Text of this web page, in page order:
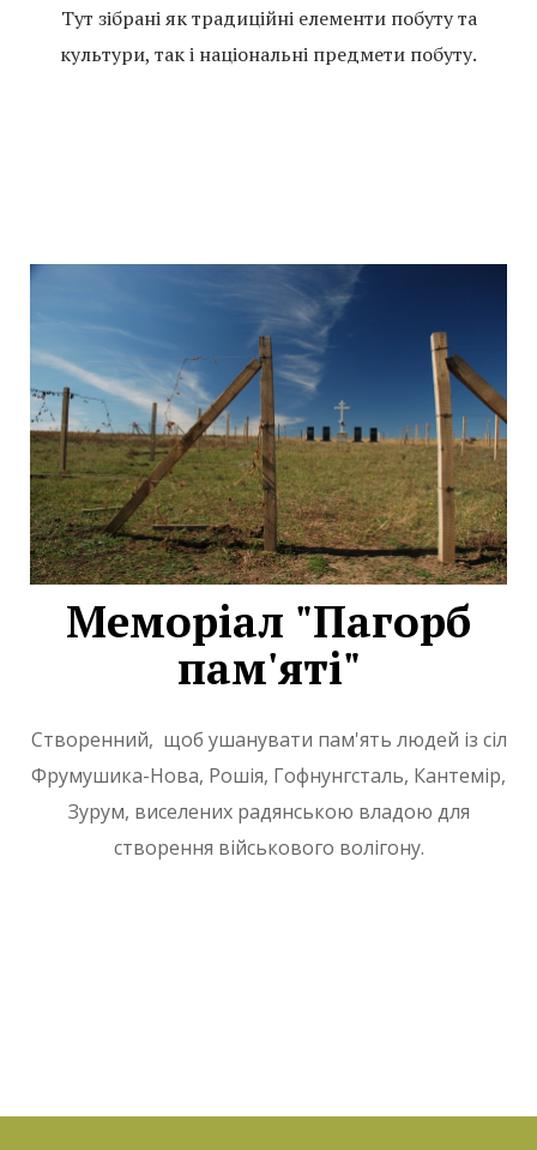
Тут зібрані як традиційні елементи побуту та
культури, так і національні предмети побуту.
Меморіал "Пагорб
пам'яті"
Створенний, щоб ушанувати пам'ять людей із сіл
Фрумушика-Нова, Рошія, Гофнунгсталь, Кантемір,
Зурум, виселених радянською владою для
створення військового волігону.